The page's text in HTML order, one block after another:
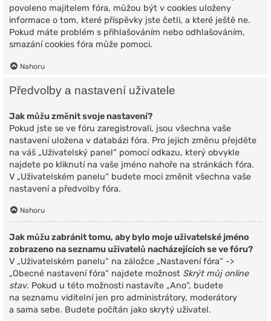
povoleno majitelem fóra, můžou být v cookies uloženy
informace o tom, které příspěvky jste četli, a které ještě ne.
Pokud máte problém s přihlašováním nebo odhlašováním,
smazání cookies fóra může pomoci.
Nahoru
Předvolby a nastavení uživatele
Jak můžu změnit svoje nastavení?
Pokud jste se ve fóru zaregistrovali, jsou všechna vaše
nastavení uložena v databázi fóra. Pro jejich změnu přejděte
na váš „Uživatelský panel“ pomocí odkazu, který obvykle
najdete po kliknutí na vaše jméno nahoře na stránkách fóra.
V „Uživatelském panelu“ budete moci změnit všechna vaše
nastavení a předvolby fóra.
Nahoru
Jak můžu zabránit tomu, aby bylo moje uživatelské jméno
zobrazeno na seznamu uživatelů nacházejících se ve fóru?
V „Uživatelském panelu“ na záložce „Nastavení fóra“ ->
„Obecné nastavení fóra“ najdete možnost Skrýt můj online
stav. Pokud u této možnosti nastavíte „Ano“, budete
na seznamu viditelní jen pro administrátory, moderátory
a sama sebe. Budete počítán jako skrytý uživatel.